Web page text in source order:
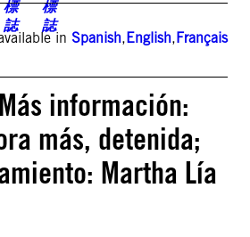
in Spanish,English,Français
información:
más, detenida;
Martha Lía